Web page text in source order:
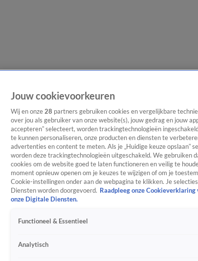
Uitzending bijwonen
Jouw cookievoorkeuren
Wij en onze 28 partners gebruiken cookies en vergelijkbare
over jou als gebruiker van onze website(s), jouw gedrag en jouw
accepteren” selecteert, worden trackingtechnologieën
te kunnen personaliseren, onze producten en diensten te
advertenties en content te meten. Als je „Huidige keuze opslaan”
worden deze trackingtechnologieën uitgeschakeld. We gebruiken
cookies om de website goed te laten functioneren en veilig te
moment opnieuw openen om je keuzes te wijzigen of om je
Cookie-instellingen onder aan de webpagina te klikken. Je
Diensten worden doorgevoerd. Raadpleeg onze
onze Digitale Diensten.
Functioneel & Essentieel
Analytisch